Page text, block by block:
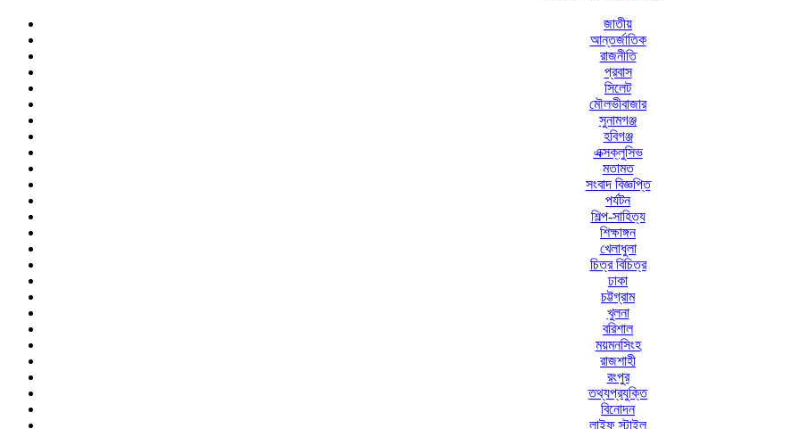
জাতীয়
আন্তর্জাতিক
রাজনীতি
প্রবাস
সিলেট
মৌলভীবাজার
সুনামগঞ্জ
হবিগঞ্জ
এক্সক্লুসিভ
মতামত
সংবাদ বিজ্ঞপ্তি
পর্যটন
শিল্প-সাহিত্য
শিক্ষাঙ্গন
খেলাধুলা
চিত্র বিচিত্র
ঢাকা
চট্টগ্রাম
খুলনা
বরিশাল
ময়মনসিংহ
রাজশাহী
রংপুর
তথ্যপ্রযুক্তি
বিনোদন
লাইফ স্টাইল